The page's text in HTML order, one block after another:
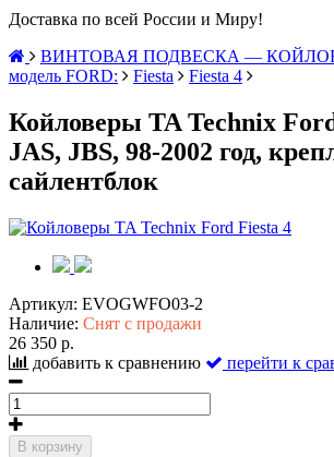
Доставка по всей России и Миру!
ВИНТОВАЯ ПОДВЕСКА —
модель FORD:
Fiesta Fiesta 4
Койловеры TA Technix
JAS, JBS, 98-2002 год,
сайлентблок
Артикул: EVOGWFO03-2
Наличие: Снят с продажи
26 350 р.
добавить к сравнению
перейти к
В корзину